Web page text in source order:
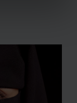
Vi
med annan